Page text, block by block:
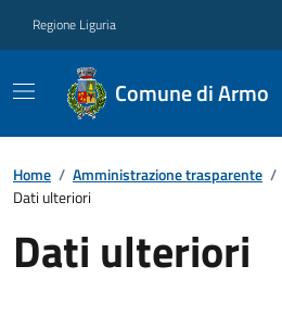
Regione Liguria
Comune di Armo
Home / Amministrazione trasparente /
Dati ulteriori
Dati ulteriori